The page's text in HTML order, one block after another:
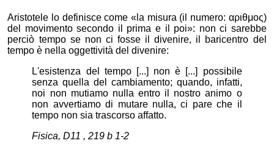
Aristotele lo definisce come «la misura (il numero: αριθμoς)
del movimento secondo il prima e il poi»: non ci sarebbe
perciò tempo se non ci fosse il divenire, il baricentro del
tempo è nella oggettività del divenire:
L'esistenza del tempo [...] non è [...] possibile
senza quella del cambiamento; quando, infatti,
noi non mutiamo nulla entro il nostro animo o
non avvertiamo di mutare nulla, ci pare che il
tempo non sia trascorso affatto.
Fisica, D11 , 219 b 1-2